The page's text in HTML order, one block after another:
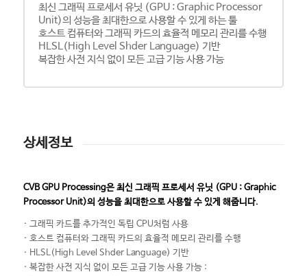
최신 그래픽 프로세서 유닛 (GPU : Graphic Processor
Unit)의 성능을 최대한으로 사용할 수 있게 하는 툴
호스트 컴퓨터와 그래픽 카드의 효율적 메모리 관리를 수행
HLSL(High Level Shder Language) 기반
복잡한 사전 지식 없이 모든 고급 기능 사용 가능
상세정보
CVB GPU Processing은 최신 그래픽 프로세서 유닛 (GPU : Graphic
Processor Unit)의 성능을 최대한으로 사용할 수 있게 해줍니다.
· 그래픽 카드를 추가적인 독립 CPU처럼 사용
· 호스트 컴퓨터와 그래픽 카드의 효율적 메모리 관리를 수행
· HLSL(High Level Shder Language) 기반
· 복잡한 사전 지식 없이 모든 고급 기능 사용 가능 :